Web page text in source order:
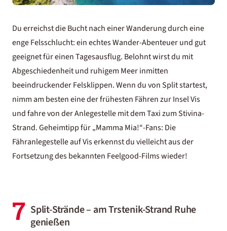
Du erreichst die Bucht nach einer Wanderung durch eine
enge Felsschlucht: ein echtes Wander-Abenteuer und gut
geeignet für einen Tagesausflug. Belohnt wirst du mit
Abgeschiedenheit und ruhigem Meer inmitten
beeindruckender Felsklippen. Wenn du von Split startest,
nimm am besten eine der frühesten Fähren zur Insel Vis
und fahre von der Anlegestelle mit dem Taxi zum Stivina-
Strand. Geheimtipp für „Mamma Mia!“-Fans: Die
Fähranlegestelle auf Vis erkennst du vielleicht aus der
Fortsetzung des bekannten Feelgood-Films wieder!
7 Split-Strände – am Trstenik-Strand Ruhe
genießen